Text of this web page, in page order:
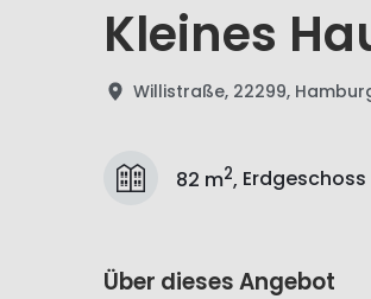
Kleines
Willistraße, 22299,
82 m2, Erdgeschoss
Über dieses Angebot